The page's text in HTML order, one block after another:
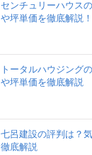
センチュリーハウス
や坪単価を徹底解説！
トータルハウジング
や坪単価を徹底解説
七呂建設の評判は？
徹底解説